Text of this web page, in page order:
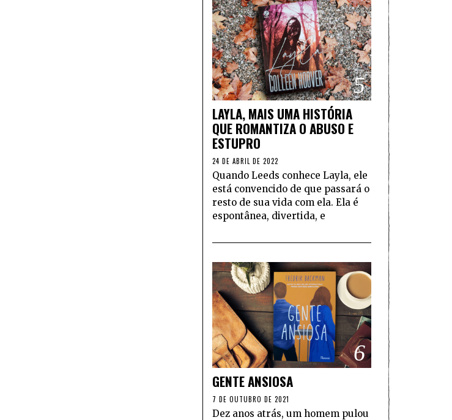
5
LAYLA, MAIS UMA HISTÓRIA
QUE ROMANTIZA O ABUSO E
ESTUPRO
24 DE ABRIL DE 2022
Quando Leeds conhece Layla, ele
está convencido de que passará o
resto de sua vida com ela. Ela é
espontânea, divertida, e
6
GENTE ANSIOSA
7 DE OUTUBRO DE 2021
Dez anos atrás, um homem pulou